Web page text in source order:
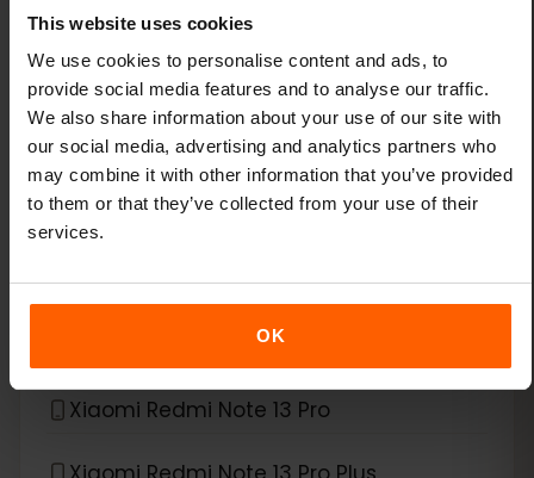
This website uses cookies
We use cookies to personalise content and ads, to
provide social media features and to analyse our traffic.
We also share information about your use of our site with
our social media, advertising and analytics partners who
may combine it with other information that you’ve provided
to them or that they’ve collected from your use of their
services.
OK
Xiaomi 14
Xiaomi 14 Pro
Xiaomi 14T
Xiaomi 14T Pro
Xiaomi 15
Xiaomi Redmi Note 11 Pro 5G
Xiaomi Redmi Note 13 Pro